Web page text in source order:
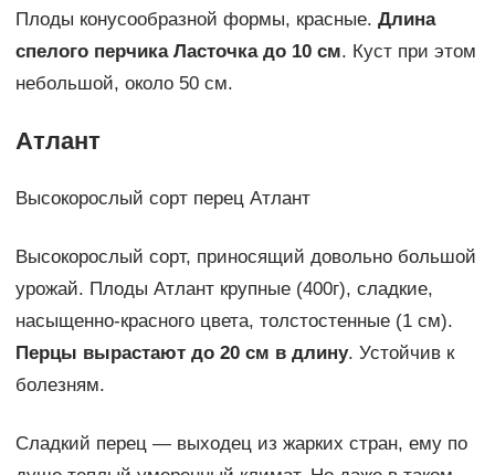
Плоды конусообразной формы, красные. Длина
спелого перчика Ласточка до 10 см. Куст при этом
небольшой, около 50 см.
Атлант
Высокорослый сорт перец Атлант
Высокорослый сорт, приносящий довольно большой
урожай. Плоды Атлант крупные (400г), сладкие,
насыщенно-красного цвета, толстостенные (1 см).
Перцы вырастают до 20 см в длину. Устойчив к
болезням.
Сладкий перец — выходец из жарких стран, ему по